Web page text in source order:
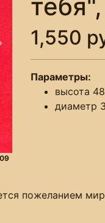
1,550
Параметры:
высота
диаметр
пожеланием